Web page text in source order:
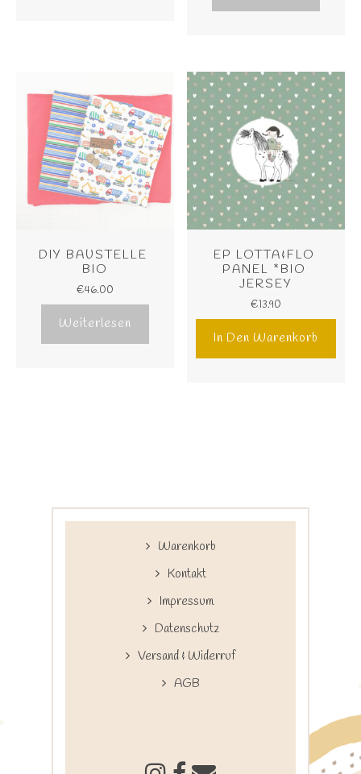
DIY BAUSTELLE
BIO
€46.00
Weiterlesen
EP LOTTA&FLO
PANEL *BIO
JERSEY
€13.90
In Den Warenkorb
Warenkorb
Kontakt
Impressum
Datenschutz
Versand & Widerruf
AGB